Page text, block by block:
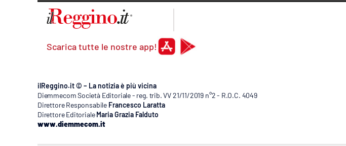
Vai
Scarica tutte le nostre app!
ilReggino.it © – La notizia è più vicina
Diemmecom Società Editoriale - reg. trib. VV 21/11/2019 n°2 - R.O.C. 4049
Direttore Responsabile Francesco Laratta
Direttore Editoriale Maria Grazia Falduto
www.diemmecom.it